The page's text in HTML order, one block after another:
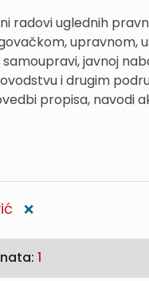
radovi uglednih
upravnom,
samoupravi, javnoj
i drugim
propisa, navodi
❌
1